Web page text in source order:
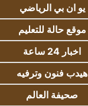
يو ان بي الرياضي
موقع حالة للتعليم
اخبار 24 ساعة
هيدب فنون وترفيه
صحيفة العالم